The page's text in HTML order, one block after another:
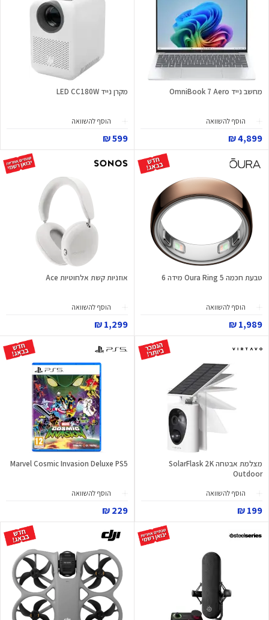
מחשב נייד OmniBook 7 Aero
הוסף להשוואה
4,899 ₪
מקרן נייד LED CC180W
הוסף להשוואה
599 ₪
טבעת חכמה Oura Ring 5 מידה 6
הוסף להשוואה
1,989 ₪
אוזניות קשת אלחוטיות Ace
הוסף להשוואה
1,299 ₪
מצלמת אבטחה SolarFlask 2K
Outdoor
הוסף להשוואה
199 ₪
Marvel Cosmic Invasion Deluxe PS5
הוסף להשוואה
229 ₪